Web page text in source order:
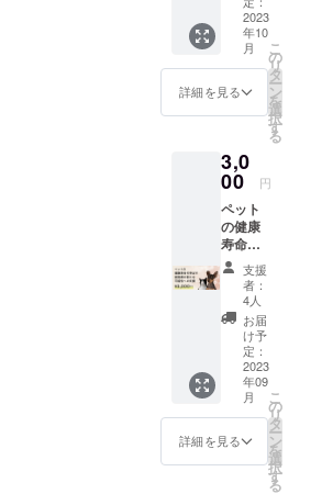
る場合
がござ
いま
す。予
めご了
ケージ
は予告
なく変
更にな
る場合
がござ
いま
す。予
めご了
承くだ
さい。
ション
×1個 一
般販売
価格
（税込
5,693円
予定）
1,139円
＋送料
分お得
にご購
入いた
だけま
す。 ※
一般販
売価格
は予告
なく変
更にな
る場合
がござ
いま
す。予
めご了
2023
年10
月
詳細を見る
こ
の
リ
タ
ー
ン
を
選
択
す
る
3,0
00 円
ペット
の健康
寿命を
伸ばす
獣医療
の新た
な可能
性への
支援 純
粋に動
物のた
めに何
かした
いとい
う方は
こちら
支援
者：
4人
お届
け予
定：
2023
年09
月
詳細を見る
こ
の
リ
タ
ー
ン
を
選
択
す
る